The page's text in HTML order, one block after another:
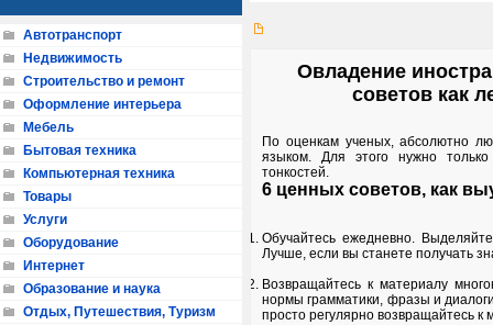
Овладение
советов как
По оценкам ученых, абсолютно
языком. Для этого нужно
тонкостей.
6 ценных советов, как
Обучайтесь ежедневно.
Лучше, если вы станете получать
Возвращайтесь к материалу
нормы грамматики, фразы и
просто регулярно возвращайтесь к
Автотранспорт
Недвижимость
Строительство и ремонт
Оформление интерьера
Мебель
Бытовая техника
Компьютерная техника
Товары
Услуги
Оборудование
Интернет
Образование и наука
Отдых, Путешествия, Туризм